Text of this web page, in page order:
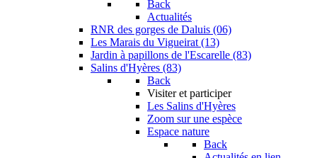
Back
Actualités
RNR des gorges de Daluis (06)
Les Marais du Vigueirat (13)
Jardin à papillons de l'Escarelle (83)
Salins d'Hyères (83)
Back
Visiter et participer
Les Salins d'Hyères
Zoom sur une espèce
Espace nature
Back